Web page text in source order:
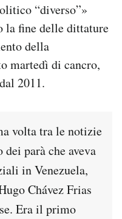
“diverso”»
la fine delle dittature
della
martedì di cancro,
2011.
volta tra le notizie
parà che aveva
in Venezuela,
Chávez Frias
Era il primo